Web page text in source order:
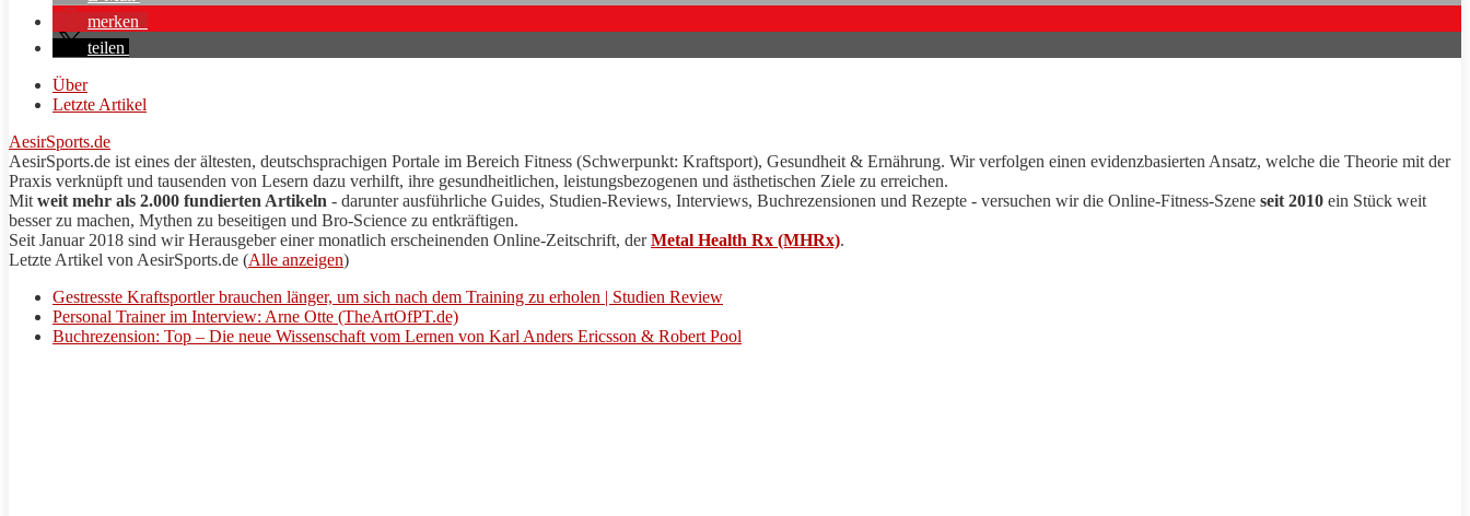
merken
teilen
Über
Letzte Artikel
AesirSports.de
AesirSports.de ist eines der ältesten, deutschsprachigen Portale im Bereich Fitness (Schwerpunkt: Kraftsport), Gesundheit & Ernährung. Wir verfolgen einen evidenzbasierten Ansatz, welche die Theorie mit der
Praxis verknüpft und tausenden von Lesern dazu verhilft, ihre gesundheitlichen, leistungsbezogenen und ästhetischen Ziele zu erreichen.
Mitweit mehr als 2.000 fundierten Artikeln - darunter ausführliche Guides, Studien-Reviews, Interviews, Buchrezensionen und Rezepte - versuchen wir die Online-Fitness-Szene seit 2010 ein Stück weit
besser zu machen, Mythen zu beseitigen und Bro-Science zu entkräftigen.
Seit Januar 2018 sind wir Herausgeber einer monatlich erscheinenden Online-Zeitschrift, derMetal Health Rx (MHRx).
Letzte Artikel von AesirSports.de (Alle anzeigen)
Gestresste Kraftsportler brauchen länger, um sich nach dem Training zu erholen | Studien Review
Personal Trainer im Interview: Arne Otte (TheArtOfPT.de)
Buchrezension: Top – Die neue Wissenschaft vom Lernen von Karl Anders Ericsson & Robert Pool